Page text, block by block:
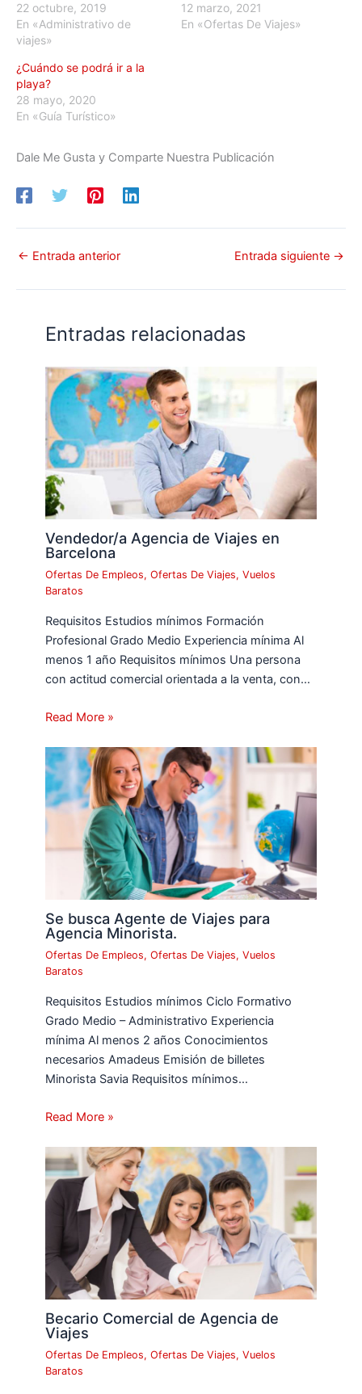
22 octubre, 2019
En «Administrativo de
viajes»
12 marzo, 2021
En «Ofertas De Viajes»
¿Cuándo se podrá ir a la
playa?
28 mayo, 2020
En «Guía Turístico»
Dale Me Gusta y Comparte Nuestra Publicación
← Entrada anterior Entrada siguiente →
Entradas relacionadas
Vendedor/a Agencia de Viajes en
Barcelona
Ofertas De Empleos,Ofertas De Viajes,Vuelos
Baratos
Requisitos Estudios mínimos Formación
Profesional Grado Medio Experiencia mínima Al
menos 1 año Requisitos mínimos Una persona
con actitud comercial orientada a la venta, con…
Read More »
Se busca Agente de Viajes para
Agencia Minorista.
Ofertas De Empleos,Ofertas De Viajes,Vuelos
Baratos
Requisitos Estudios mínimos Ciclo Formativo
Grado Medio – Administrativo Experiencia
mínima Al menos 2 años Conocimientos
necesarios Amadeus Emisión de billetes
Minorista Savia Requisitos mínimos…
Read More »
Becario Comercial de Agencia de
Viajes
Ofertas De Empleos,Ofertas De Viajes,Vuelos
Baratos